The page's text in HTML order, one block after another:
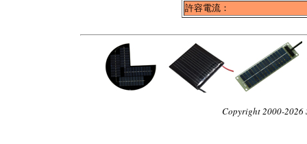
許容電流：
Copyright 2000-2026